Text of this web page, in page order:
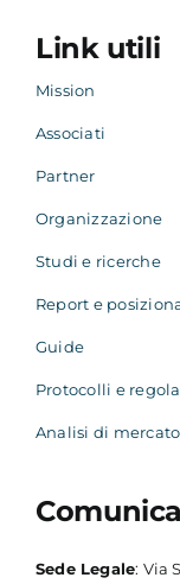
Link utili
Mission
Associati
Partner
Organizzazione
Studi e ricerche
Report e
Guide
Protocolli e
Analisi di mercato
Sede Legale: Via